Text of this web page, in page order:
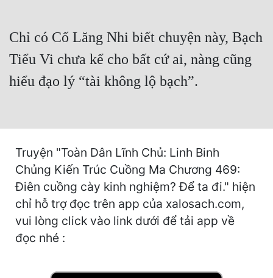
Huyền Nghi
Huyền Ảo
Học Đường
Khoa Huyễn
Khoa Huyễn Không Gian
Kinh Dị
Kiếm Hiệp
Chỉ có Cố Lăng Nhi biết chuyện này, Bạch
Tiểu Vi chưa kể cho bất cứ ai, nàng cũng
hiểu đạo lý “tài không lộ bạch”.
Truyện "Toàn Dân Lĩnh Chủ: Linh Binh
Chủng Kiến Trúc Cuồng Ma Chương 469:
Điên cuồng cày kinh nghiệm? Để ta đi." hiện
chỉ hỗ trợ đọc trên app của xalosach.com,
vui lòng click vào link dưới để tải app về
đọc nhé :